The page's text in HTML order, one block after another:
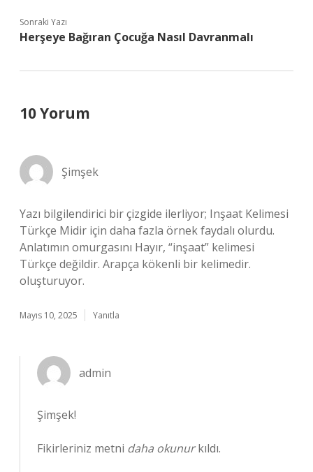
Sonraki Yazı
Herşeye Bağıran Çocuğa Nasıl Davranmalı
10 Yorum
Şimşek
Yazı bilgilendirici bir çizgide ilerliyor; Inşaat Kelimesi
Türkçe Midir için daha fazla örnek faydalı olurdu.
Anlatımın omurgasını Hayır, “inşaat” kelimesi
Türkçe değildir. Arapça kökenli bir kelimedir.
oluşturuyor.
Mayıs 10, 2025 Yanıtla
admin
Şimşek!
Fikirleriniz metni daha okunurkıldı.